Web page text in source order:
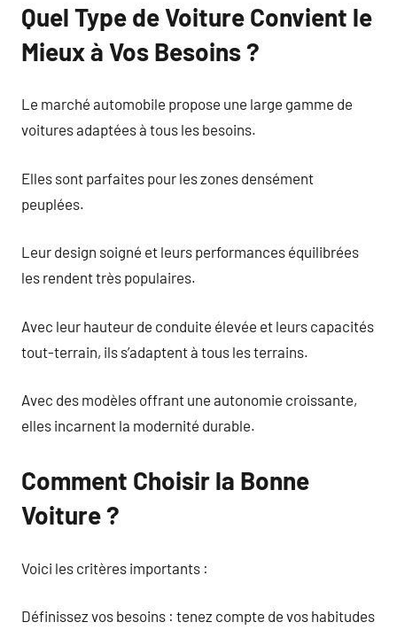
Quel Type de Voiture Convient le
Mieux à Vos Besoins ?
Le marché automobile propose une large gamme de
voitures adaptées à tous les besoins.
Elles sont parfaites pour les zones densément
peuplées.
Leur design soigné et leurs performances équilibrées
les rendent très populaires.
Avec leur hauteur de conduite élevée et leurs capacités
tout-terrain, ils s’adaptent à tous les terrains.
Avec des modèles offrant une autonomie croissante,
elles incarnent la modernité durable.
Comment Choisir la Bonne
Voiture ?
Voici les critères importants :
Définissez vos besoins : tenez compte de vos habitudes